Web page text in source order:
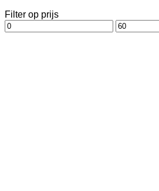
Filter op prijs
Min.
prijs
Max.
prijs